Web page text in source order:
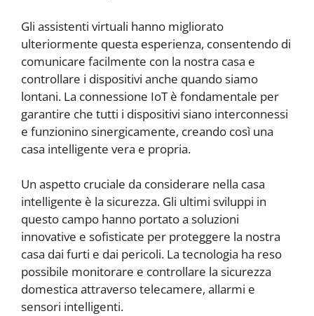
Gli assistenti virtuali hanno migliorato
ulteriormente questa esperienza, consentendo di
comunicare facilmente con la nostra casa e
controllare i dispositivi anche quando siamo
lontani. La connessione IoT è fondamentale per
garantire che tutti i dispositivi siano interconnessi
e funzionino sinergicamente, creando così una
casa intelligente vera e propria.
Un aspetto cruciale da considerare nella casa
intelligente è la sicurezza. Gli ultimi sviluppi in
questo campo hanno portato a soluzioni
innovative e sofisticate per proteggere la nostra
casa dai furti e dai pericoli. La tecnologia ha reso
possibile monitorare e controllare la sicurezza
domestica attraverso telecamere, allarmi e
sensori intelligenti.